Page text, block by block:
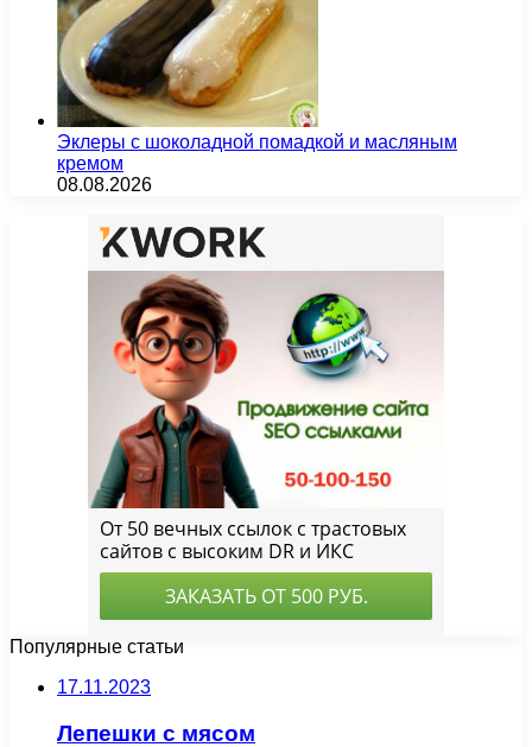
Эклеры с шоколадной помадкой и масляным
кремом
08.08.2026
Популярные статьи
17.11.2023
Лепешки с мясом